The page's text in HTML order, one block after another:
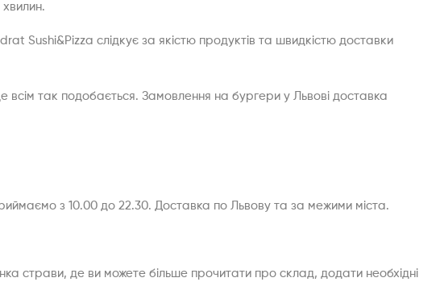
Sushi&Pizza слідкує за якістю продуктів та швидкістю доставки
всім так подобається. Замовлення на бургери у Львові доставка
з 10.00 до 22.30. Доставка по Львову та за межими міста.
страви, де ви можете більше прочитати про склад, додати необхідні